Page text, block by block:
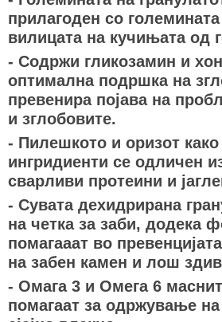
прилагоден со
вилицата на кучињата од
- Содржи гликозамин и
оптимална подршка на
превенира појава на
и зглобовите.
- Пилешкото и оризот како
ингридиенти се одличен
сварливи протеини и
- Сувата дехидрирана
на четка за заби, додека
помагааат во
на забен камен и лош
- Омага 3 и Омега 6
помагаат за одржување